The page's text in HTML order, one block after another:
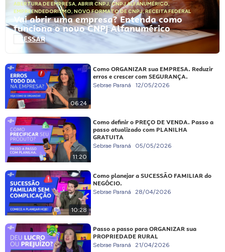
ABERTURA DE EMPRESA, ABRIR CNPJ,CNPJ ALFANUMÉRICO,
EMPREENDEDORISMO, NOVO FORMATO DE CNPJ,RECEITA FEDERAL
Vai abrir uma empresa? Entenda como
funciona o novo CNPJ Alfanumérico
ACESSAR
06:24
Como ORGANIZAR sua EMPRESA. Reduzir
erros e crescer com SEGURANÇA.
Sebrae Paraná 12/05/2026
11:20
Como definir o PREÇO DE VENDA. Passo a
passo atualizado com PLANILHA
GRATUITA
Sebrae Paraná 05/05/2026
10:28
Como planejar a SUCESSÃO FAMILIAR do
NEGÓCIO.
Sebrae Paraná 28/04/2026
Passo a passo para ORGANIZAR sua
PROPRIEDADE RURAL
Sebrae Paraná 21/04/2026